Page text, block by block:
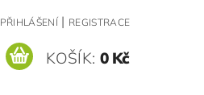
PŘIHLÁŠENÍ | REGISTRACE
KOŠÍK: 0 Kč